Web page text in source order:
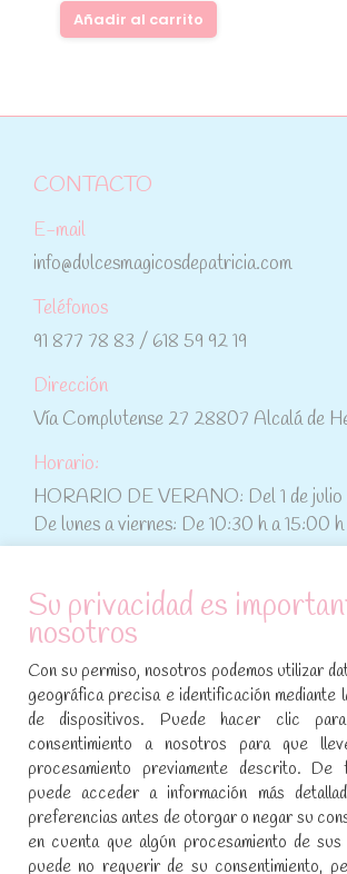
Añadir al carrito
CONTACTO
E-mail
info@dulcesmagicosdepatricia.com
Teléfonos
91 877 78 83 / 618 59 92 19
Dirección
Vía Complutense 27 28807 Alcalá de
Horario:
HORARIO DE VERANO: Del 1 de julio
De lunes a viernes: De 10:30 h a 15:00 h
ATENCIÓN AL CLIENTE
Condiciones de compra
Aviso legal y política de privacidad
Política de cookies
SÍGUENOS EN REDES
Encuéntranos en:
Facebook
YouTubeInstagram
Su privacidad es
nosotros
Con su permiso, nosotros podemos utilizar
geográfica precisa e identificación mediante
de dispositivos. Puede hacer clic
consentimiento a nosotros para que
procesamiento previamente descrito. De
puede acceder a información más
preferencias antes de otorgar o negar su
en cuenta que algún procesamiento de
puede no requerir de su consentimiento,